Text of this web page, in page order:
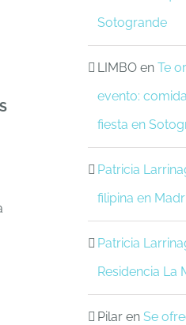
Sotogrande
LIMBOen Te
evento:
fiesta en
Patricia
filipina en
Patricia
Residencia La
Pilaren Se